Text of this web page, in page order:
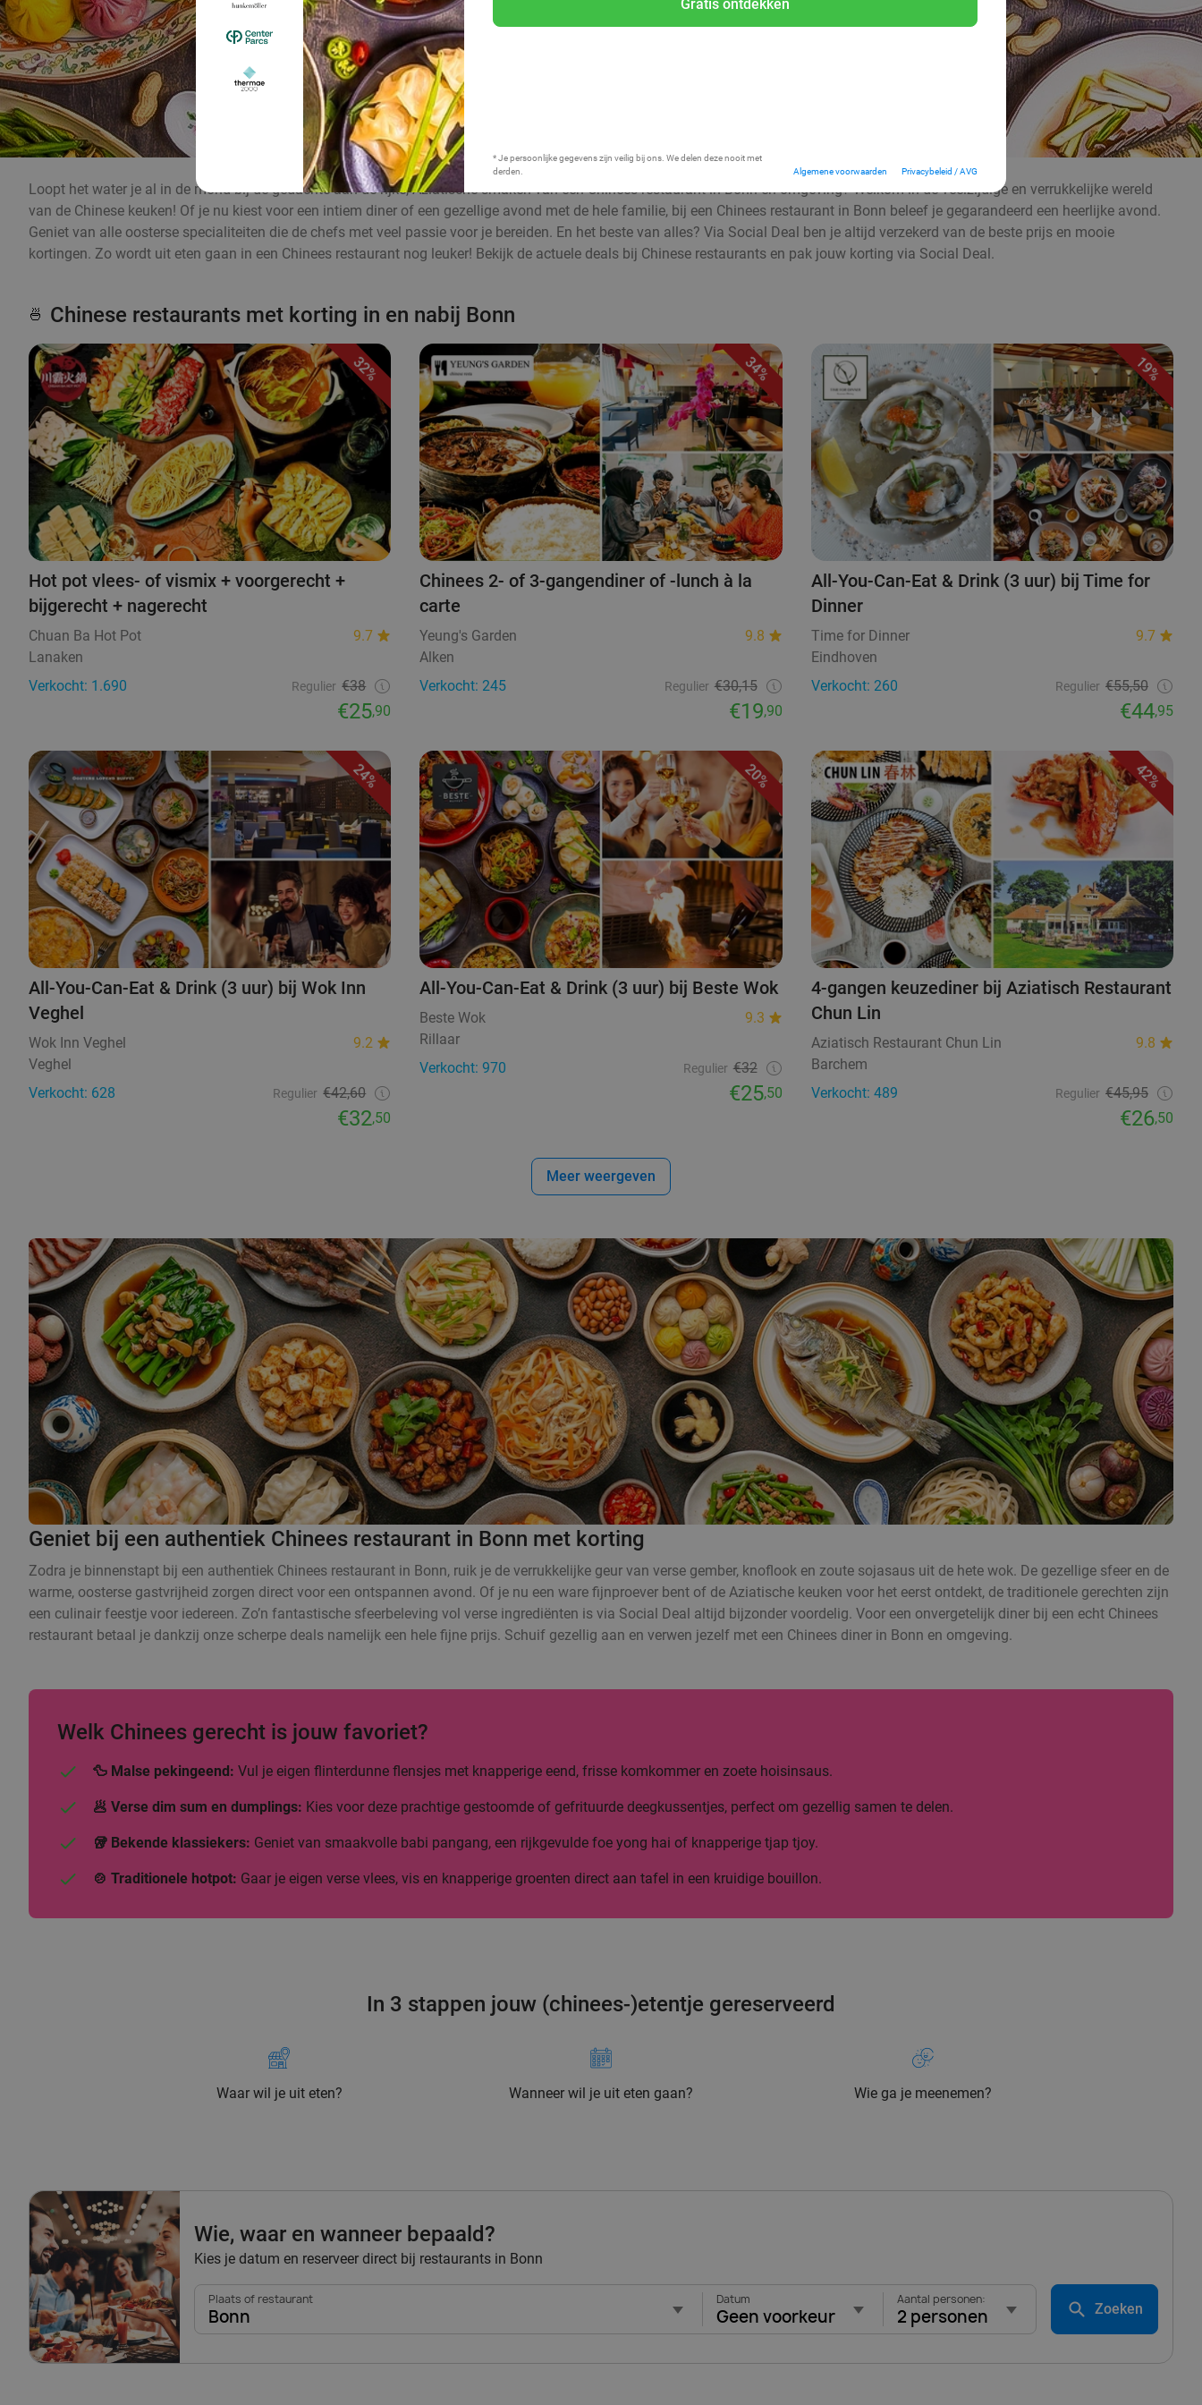
Gratis ontdekken
* Je persoonlijke gegevens zijn veilig bij ons. We delen deze nooit met
derden.
Algemene voorwaarden Privacybeleid / AVG
Loopt het water je al in de mond bij de gedachte aan de rijke, Aziatische smaken van een Chinees restaurant in Bonn en omgeving? Welkom in de veelzijdige en verrukkelijke wereld
van de Chinese keuken! Of je nu kiest voor een intiem diner of een gezellige avond met de hele familie, bij een Chinees restaurant in Bonn beleef je gegarandeerd een heerlijke avond.
Geniet van alle oosterse specialiteiten die de chefs met veel passie voor je bereiden. En het beste van alles? Via Social Deal ben je altijd verzekerd van de beste prijs en mooie
kortingen. Zo wordt uit eten gaan in een Chinees restaurant nog leuker! Bekijk de actuele deals bij Chinese restaurants en pak jouw korting via Social Deal.
🍜 Chinese restaurants met korting in en nabij Bonn
32%
Hot pot vlees- of vismix + voorgerecht +
bijgerecht + nagerecht
Chuan Ba Hot Pot
9.7
Lanaken
Verkocht: 1.690
Regulier €38
€25,90
34%
Chinees 2- of 3-gangendiner of -lunch à la
carte
Yeung's Garden
9.8
Alken
Verkocht: 245
Regulier €30,15
€19,90
19%
All-You-Can-Eat & Drink (3 uur) bij Time for
Dinner
Time for Dinner
9.7
Eindhoven
Verkocht: 260
Regulier €55,50
€44,95
24%
All-You-Can-Eat & Drink (3 uur) bij Wok Inn
Veghel
Wok Inn Veghel
9.2
Veghel
Verkocht: 628
Regulier €42,60
€32,50
20%
All-You-Can-Eat & Drink (3 uur) bij Beste Wok
Beste Wok
9.3
Rillaar
Verkocht: 970
Regulier €32
€25,50
42%
4-gangen keuzediner bij Aziatisch Restaurant
Chun Lin
Aziatisch Restaurant Chun Lin
9.8
Barchem
Verkocht: 489
Regulier €45,95
€26,50
Meer weergeven
Geniet bij een authentiek Chinees restaurant in Bonn met korting
Zodra je binnenstapt bij een authentiek Chinees restaurant in Bonn, ruik je de verrukkelijke geur van verse gember, knoflook en zoute sojasaus uit de hete wok. De gezellige sfeer en de
warme, oosterse gastvrijheid zorgen direct voor een ontspannen avond. Of je nu een ware fijnproever bent of de Aziatische keuken voor het eerst ontdekt, de traditionele gerechten zijn
een culinair feestje voor iedereen. Zo’n fantastische sfeerbeleving vol verse ingrediënten is via Social Deal altijd bijzonder voordelig. Voor een onvergetelijk diner bij een echt Chinees
restaurant betaal je dankzij onze scherpe deals namelijk een hele fijne prijs. Schuif gezellig aan en verwen jezelf met een Chinees diner in Bonn en omgeving.
Welk Chinees gerecht is jouw favoriet?
🦆 Malse pekingeend: Vul je eigen flinterdunne flensjes met knapperige eend, frisse komkommer en zoete hoisinsaus.
🥟 Verse dim sum en dumplings: Kies voor deze prachtige gestoomde of gefrituurde deegkussentjes, perfect om gezellig samen te delen.
🥡 Bekende klassiekers: Geniet van smaakvolle babi pangang, een rijkgevulde foe yong hai of knapperige tjap tjoy.
🍲 Traditionele hotpot: Gaar je eigen verse vlees, vis en knapperige groenten direct aan tafel in een kruidige bouillon.
In 3 stappen jouw (chinees-)etentje gereserveerd
Waar wil je uit eten? Wanneer wil je uit eten gaan? Wie ga je meenemen?
Wie, waar en wanneer bepaald?
Kies je datum en reserveer direct bij restaurants in Bonn
Plaats of restaurant
Bonn
Datum
Geen voorkeur
Aantal personen:
2 personen Zoeken